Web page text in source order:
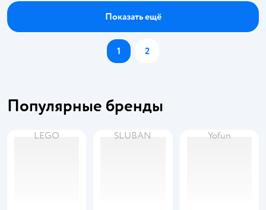
Показать ещё
1 2
Популярные бренды
LEGO SLUBAN Yofun